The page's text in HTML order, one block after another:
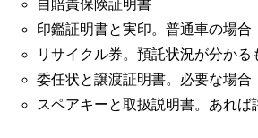
自賠責保険証明書
印鑑証明書と実印。普通車の場合
リサイクル券。預託状況が分かる
委任状と譲渡証明書。必要な場合
スペアキーと取扱説明書。あれば